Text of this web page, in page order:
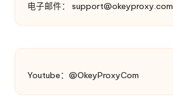
电子邮件： support@okeyproxy.com
Youtube：@OkeyProxyCom